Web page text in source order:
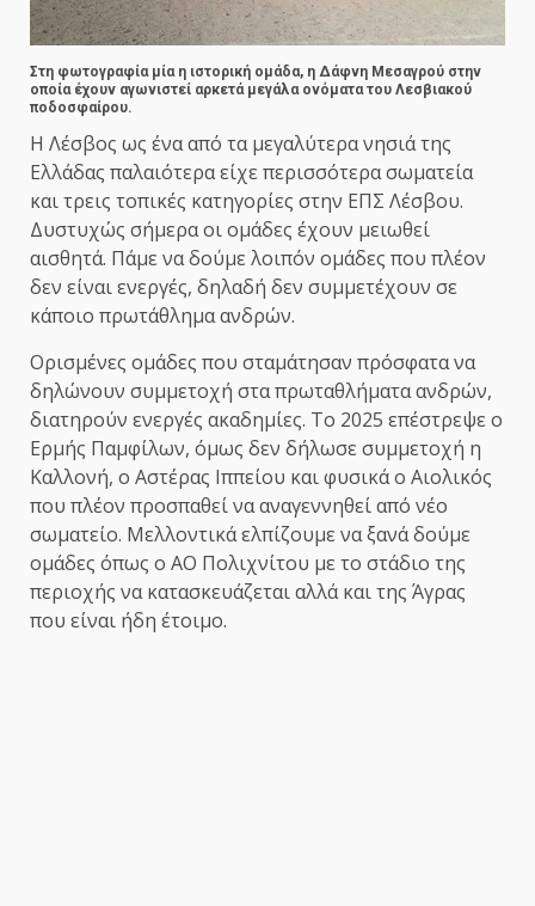
Στη φωτογραφία μία η ιστορική ομάδα, η Δάφνη Μεσαγρού στην
οποία έχουν αγωνιστεί αρκετά μεγάλα ονόματα του Λεσβιακού
ποδοσφαίρου.
Η Λέσβος ως ένα από τα μεγαλύτερα νησιά της
Ελλάδας παλαιότερα είχε περισσότερα σωματεία
και τρεις τοπικές κατηγορίες στην ΕΠΣ Λέσβου.
Δυστυχώς σήμερα οι ομάδες έχουν μειωθεί
αισθητά. Πάμε να δούμε λοιπόν ομάδες που πλέον
δεν είναι ενεργές, δηλαδή δεν συμμετέχουν σε
κάποιο πρωτάθλημα ανδρών.
Ορισμένες ομάδες που σταμάτησαν πρόσφατα να
δηλώνουν συμμετοχή στα πρωταθλήματα ανδρών,
διατηρούν ενεργές ακαδημίες. Το 2025 επέστρεψε ο
Ερμής Παμφίλων, όμως δεν δήλωσε συμμετοχή η
Καλλονή, ο Αστέρας Ιππείου και φυσικά ο Αιολικός
που πλέον προσπαθεί να αναγεννηθεί από νέο
σωματείο. Μελλοντικά ελπίζουμε να ξανά δούμε
ομάδες όπως ο ΑΟ Πολιχνίτου με το στάδιο της
περιοχής να κατασκευάζεται αλλά και της Άγρας
που είναι ήδη έτοιμο.